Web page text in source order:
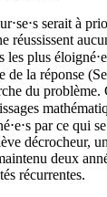
serait à
réussissent
les plus
de la réponse
du problème.
par ce qui
décrocheur,
deux
récurrentes.